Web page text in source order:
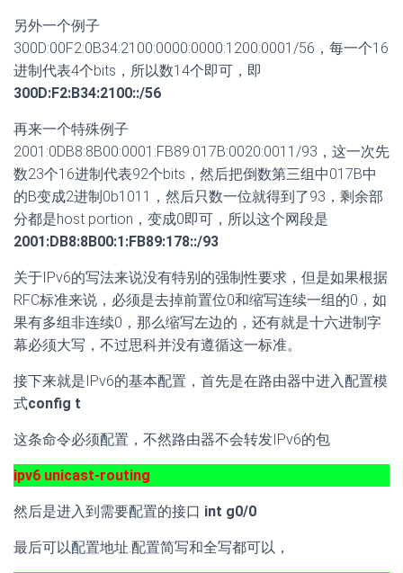
另外一个例子
300D:00F2:0B34:2100:0000:0000:1200:0001/56，每一个16
进制代表4个bits，所以数14个即可，即
300D:F2:B34:2100::/56
再来一个特殊例子
2001:0DB8:8B00:0001:FB89:017B:0020:0011/93，这一次先
数23个16进制代表92个bits，然后把倒数第三组中017B中
的B变成2进制0b1011，然后只数一位就得到了93，剩余部
分都是host portion，变成0即可，所以这个网段是
2001:DB8:8B00:1:FB89:178::/93
关于IPv6的写法来说没有特别的强制性要求，但是如果根据
RFC标准来说，必须是去掉前置位0和缩写连续一组的0，如
果有多组非连续0，那么缩写左边的，还有就是十六进制字
幕必须大写，不过思科并没有遵循这一标准。
接下来就是IPv6的基本配置，首先是在路由器中进入配置模
式config t
这条命令必须配置，不然路由器不会转发IPv6的包
ipv6 unicast-routing
然后是进入到需要配置的接口 int g0/0
最后可以配置地址.配置简写和全写都可以，